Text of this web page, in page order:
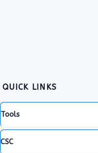
QUICK LINKS
Tools
CSC